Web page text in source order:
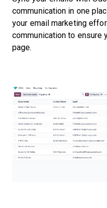
communication in one
your email marketing
communication to ensure
page.